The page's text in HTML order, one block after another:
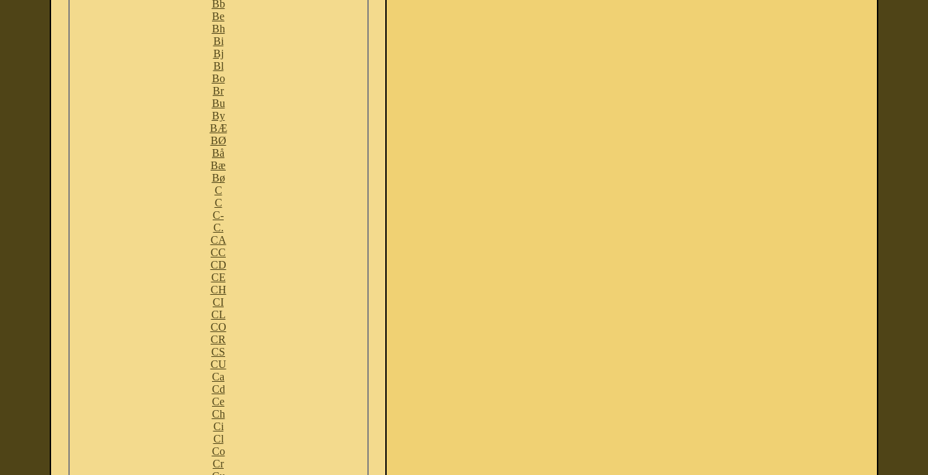
Bb
Be
Bh
Bi
Bj
Bl
Bo
Br
Bu
By
BÆ
BØ
Bå
Bæ
Bø
C
C
C-
C.
CA
CC
CD
CE
CH
CI
CL
CO
CR
CS
CU
Ca
Cd
Ce
Ch
Ci
Cl
Co
Cr